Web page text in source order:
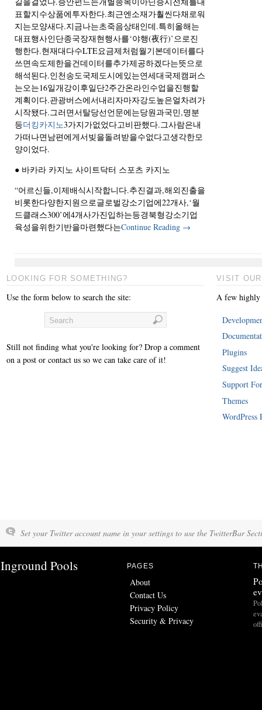
표할지수상품에투자한다.최근엔소재가훨씬다채로워
지는모양새다.지금나는초죽음상태인데.특히올해는
대표행사인단종국장재현행사를‘야행(夜行)’으로진
행한다.현재대다수LTE요금제처럼월기본데이터를다
쓰면속도제한을건데이터를추가제공하겠다는뜻으로
해석된다.인천송도국제도시에있는연세대국제캠퍼스
는오는16일개강이후일단2주간온라인수업을진행할
계획이다.관광버스에서내리자마자강도높은얼차려가
시작됐다.그러면서탈당선언문에는당원과국민,명분
등더킹카지노3가지가없었다고비판했다.그사람은내
가떠나면남편에게서빚을돌려받을수없다고생각한모
양이었다.
● 바카라 카지노 사이트닥터 스포츠 카지노
“어르신들,이제배식시작합니다.추진결과,해외진출을
비롯한다양한지원으로글로벌강소기업에22개사,‘월
드클래스300’에4개사가진입하는등경북형강소기업
육성을위한기반을마련했다는Continue Reading →
LOOKING FOR SOMETHING?
Use the form below to search the site:
Still not finding what you're looking for? Drop a comment
on a post or contact us so we can take care of it!
VISIT
A few highly
Plugins
Suggest
Support
Themes
WordPress
Set your Twitter account name in your settings to use the TwitterBar
Inground Pools PAGES
About
Contact Us
Privacy Policy
Security & Privacy